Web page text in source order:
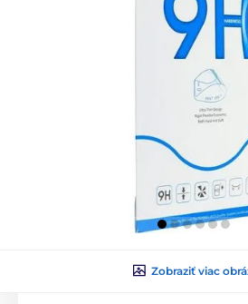
Zobraziť viac